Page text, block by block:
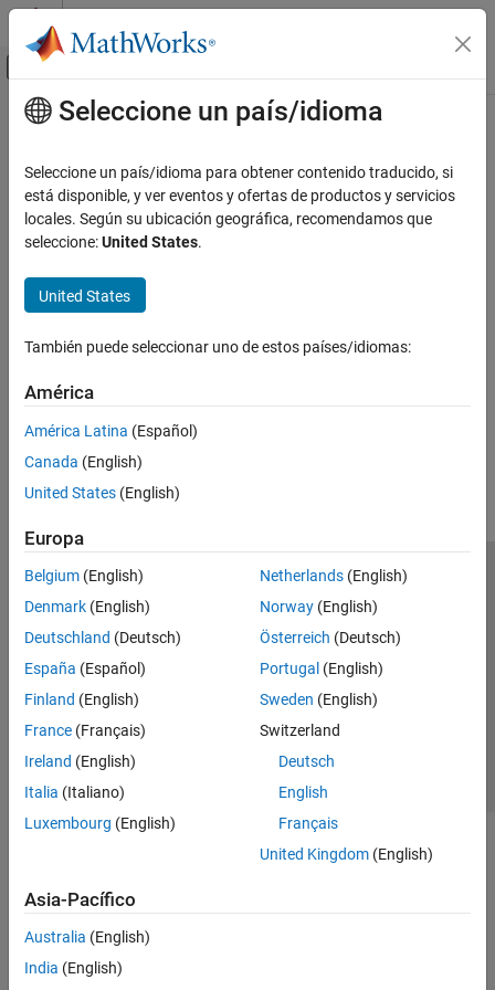
Saltar al contenido
Mostrar/ocultar menú de navegación
Inicio de Documentación
Contenido principal
¿Qué tan útil fue esta traducción?
Seleccione un país/idioma
Seleccione un país/idioma para obtener contenido traducido, si
está disponible, y ver eventos y ofertas de productos y servicios
locales. Según su ubicación geográfica, recomendamos que
seleccione:United States.
United States
También puede seleccionar uno de estos países/idiomas:
América
América Latina (Español)
Canada (English)
United States (English)
Europa
Belgium (English)
Denmark (English)
Deutschland (Deutsch)
España (Español)
Finland (English)
France (Français)
Ireland (English)
Italia (Italiano)
Luxembourg (English)
Netherlands(English)
Norway(English)
Österreich (Deutsch)
Portugal (English)
Sweden (English)
Switzerland
Deutsch
English
Français
United Kingdom(English)
Asia-Pacífico
Australia (English)
India (English)
Centro de confianza
Marcas comerciales
Política de privacidad
Antipiratería
Estado de las aplicaciones
Información de contacto
© 1994-2026 The MathWorks, Inc.
Seleccione un país/